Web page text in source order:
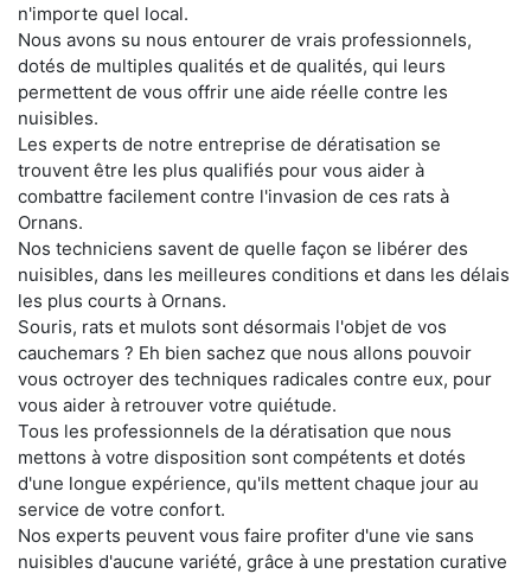
n'importe quel local.
Nous avons su nous entourer de vrais professionnels,
dotés de multiples qualités et de qualités, qui leurs
permettent de vous offrir une aide réelle contre les
nuisibles.
Les experts de notre entreprise de dératisation se
trouvent être les plus qualifiés pour vous aider à
combattre facilement contre l'invasion de ces rats à
Ornans.
Nos techniciens savent de quelle façon se libérer des
nuisibles, dans les meilleures conditions et dans les délais
les plus courts à Ornans.
Souris, rats et mulots sont désormais l'objet de vos
cauchemars ? Eh bien sachez que nous allons pouvoir
vous octroyer des techniques radicales contre eux, pour
vous aider à retrouver votre quiétude.
Tous les professionnels de la dératisation que nous
mettons à votre disposition sont compétents et dotés
d'une longue expérience, qu'ils mettent chaque jour au
service de votre confort.
Nos experts peuvent vous faire profiter d'une vie sans
nuisibles d'aucune variété, grâce à une prestation curative